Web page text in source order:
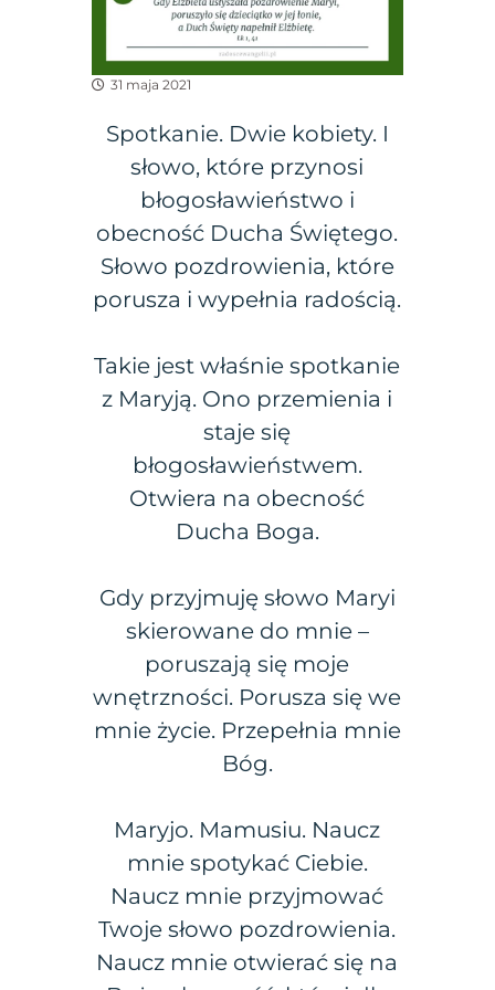
31 maja 2021
Spotkanie. Dwie kobiety. I
słowo, które przynosi
błogosławieństwo i
obecność Ducha Świętego.
Słowo pozdrowienia, które
porusza i wypełnia radością.
Takie jest właśnie spotkanie
z Maryją. Ono przemienia i
staje się
błogosławieństwem.
Otwiera na obecność
Ducha Boga.
Gdy przyjmuję słowo Maryi
skierowane do mnie –
poruszają się moje
wnętrzności. Porusza się we
mnie życie. Przepełnia mnie
Bóg.
Maryjo. Mamusiu. Naucz
mnie spotykać Ciebie.
Naucz mnie przyjmować
Twoje słowo pozdrowienia.
Naucz mnie otwierać się na